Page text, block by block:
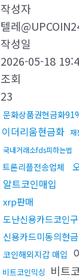
작성자
텔레
작성일
2026-05-18
조회
23
문화상품권현금화
이더리움현금화 재
국내거래소fds피하는법
트론리플전송업체
알트코인매입
xrp판매
도난신용카드코인
신용카드미동의현
코인해외지갑 매입
비트코인믹싱 비트